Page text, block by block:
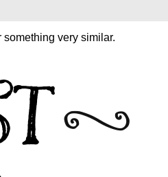
something very similar.